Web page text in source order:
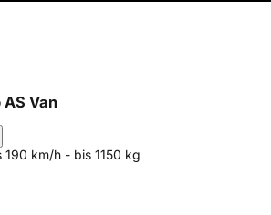
Van
km/h - bis 1150 kg